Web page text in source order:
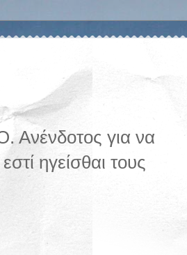
για να
ηγείσθαι τους